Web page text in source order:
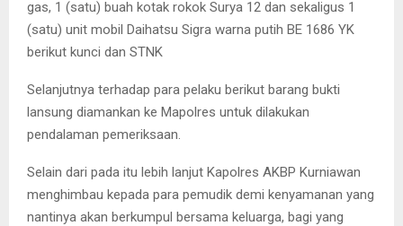
gas, 1 (satu) buah kotak rokok Surya 12 dan sekaligus 1
(satu) unit mobil Daihatsu Sigra warna putih BE 1686 YK
berikut kunci dan STNK
Selanjutnya terhadap para pelaku berikut barang bukti
lansung diamankan ke Mapolres untuk dilakukan
pendalaman pemeriksaan.
Selain dari pada itu lebih lanjut Kapolres AKBP Kurniawan
menghimbau kepada para pemudik demi kenyamanan yang
nantinya akan berkumpul bersama keluarga, bagi yang